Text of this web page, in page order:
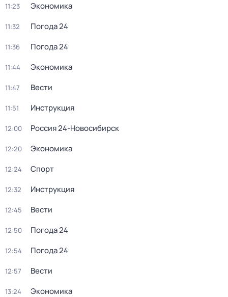
11:23 Экономика
11:32 Погода 24
11:36 Погода 24
11:44 Экономика
11:47 Вести
11:51 Инструкция
12:00 Россия 24-Новосибирск
12:20 Экономика
12:24 Спорт
12:32 Инструкция
12:45 Вести
12:50 Погода 24
12:54 Погода 24
12:57 Вести
13:24 Экономика